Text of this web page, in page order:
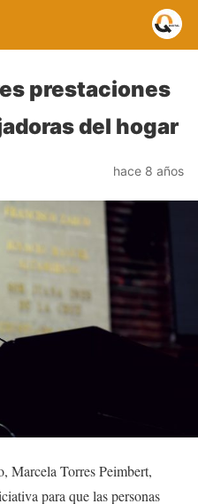
prestaciones
del hogar
hace 8 años
Marcela Torres Peimbert,
para que las personas